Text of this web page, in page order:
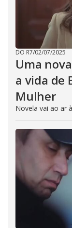
DO R7/02/07/2025
Uma
a vida de
Mulher
Novela vai ao ar